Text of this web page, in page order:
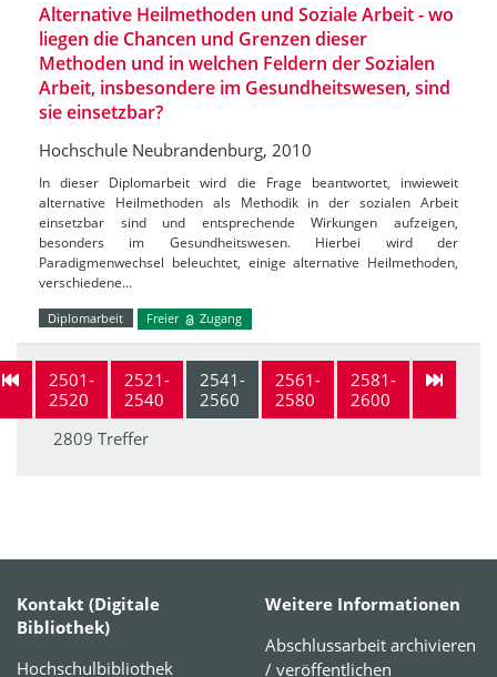
Alternative Heilmethoden und Soziale Arbeit - wo
liegen die Chancen und Grenzen dieser
Methoden und in welchen Feldern der Sozialen
Arbeit, insbesondere im Gesundheitswesen, sind
sie einsetzbar?
Hochschule Neubrandenburg, 2010
In dieser Diplomarbeit wird die Frage beantwortet, inwieweit
alternative Heilmethoden als Methodik in der sozialen Arbeit
einsetzbar sind und entsprechende Wirkungen aufzeigen,
besonders im Gesundheitswesen. Hierbei wird der
Paradigmenwechsel beleuchtet, einige alternative Heilmethoden,
verschiedene…
Diplomarbeit Freier Zugang
2501-
2520
2521-
2540
2541-
2560
2561-
2580
2581-
2600
2809 Treffer
Kontakt (Digitale
Bibliothek)
Hochschulbibliothek
Weitere Informationen
Abschlussarbeit archivieren
/ veröffentlichen